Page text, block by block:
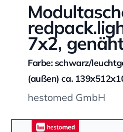
7x2,
Farbe: schwarz/
(außen) ca.
hestomed GmbH